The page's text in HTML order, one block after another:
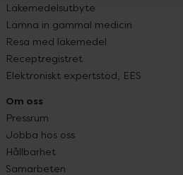
Läkemedelsutbyte
Lämna in gammal medicin
Resa med läkemedel
Receptregistret
Elektroniskt expertstöd, EES
Om oss
Pressrum
Jobba hos oss
Hållbarhet
Samarbeten